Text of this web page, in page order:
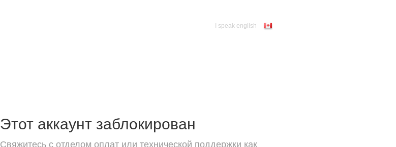
I speak english
Этот аккаунт заблокирован
Свяжитесь с отделом оплат или технической поддержки как